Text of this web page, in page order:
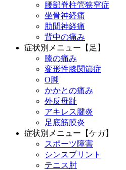
腰部脊柱管狭窄症
坐骨神経痛
肋間神経痛
背中の痛み
症状別メニュー【足】
膝の痛み
変形性膝関節症
O脚
かかとの痛み
外反母趾
アキレス腱炎
足底筋膜炎
症状別メニュー【ケガ】
スポーツ障害
シンスプリント
テニス肘